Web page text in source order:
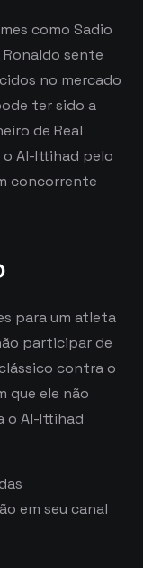
como Sadio
Ronaldo sente
no mercado
ter sido a
de Real
o Al-Ittihad pelo
concorrente
para um atleta
participar de
contra o
que ele não
o Al-Ittihad
em seu canal